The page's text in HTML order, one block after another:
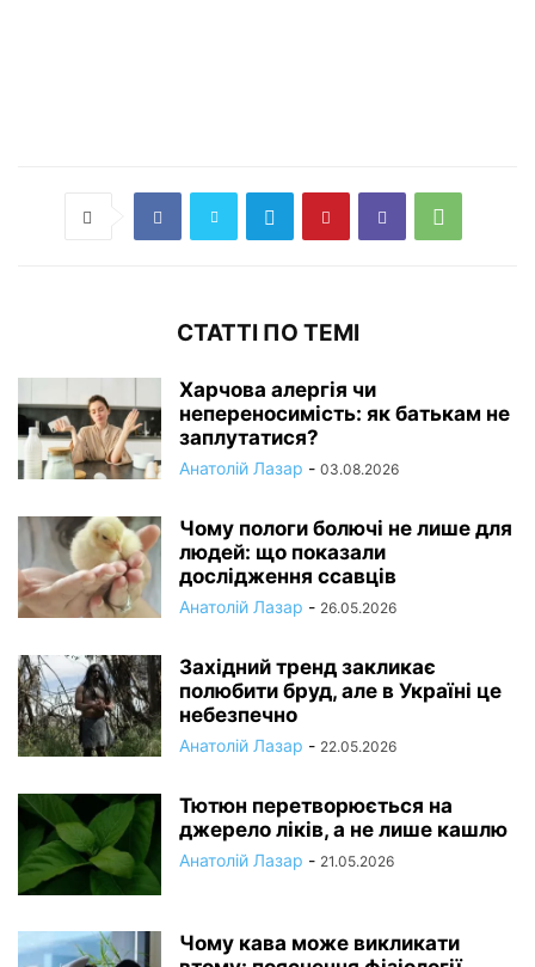
СТАТТІ ПО ТЕМІ
Харчова алергія чи
непереносимість: як батькам не
заплутатися?
Анатолій Лазар - 03.08.2026
Чому пологи болючі не лише для
людей: що показали
дослідження ссавців
Анатолій Лазар - 26.05.2026
Західний тренд закликає
полюбити бруд, але в Україні це
небезпечно
Анатолій Лазар - 22.05.2026
Тютюн перетворюється на
джерело ліків, а не лише кашлю
Анатолій Лазар - 21.05.2026
Чому кава може викликати